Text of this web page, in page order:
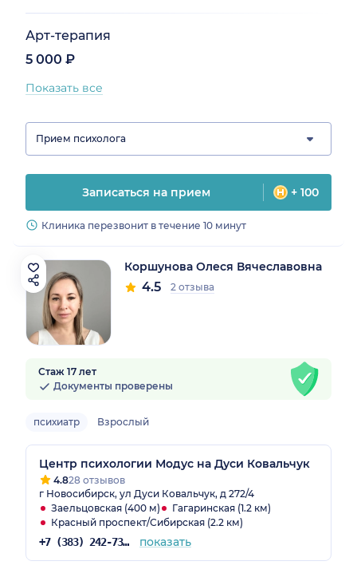
Арт-терапия
5 000 ₽
Показать все
Прием психолога
Записаться на прием + 100
Клиника перезвонит в течение 10 минут
Коршунова Олеся Вячеславовна
4.5 2 отзыва
Стаж 17 лет
Документы проверены
психиатр Взрослый
Центр психологии Модус на Дуси Ковальчук
4.828 отзывов
г Новосибирск, ул Дуси Ковальчук, д 272/4
Заельцовская (400 м)
Гагаринская (1.2 км)
Красный проспект/Сибирская (2.2 км)
+7 (383) 242-73-42 показать